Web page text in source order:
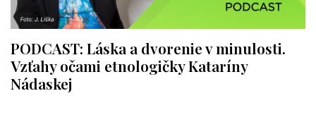
PODCAST: Láska a dvorenie v minulosti.
Vzťahy očami etnologičky Kataríny
Nádaskej